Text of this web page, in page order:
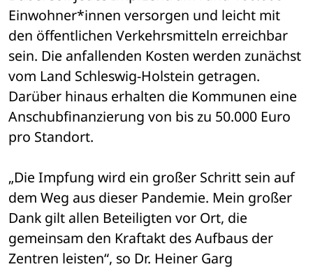
Einwohner*innen versorgen und leicht mit
den öffentlichen Verkehrsmitteln erreichbar
sein. Die anfallenden Kosten werden zunächst
vom Land Schleswig-Holstein getragen.
Darüber hinaus erhalten die Kommunen eine
Anschubfinanzierung von bis zu 50.000 Euro
pro Standort.
„Die Impfung wird ein großer Schritt sein auf
dem Weg aus dieser Pandemie. Mein großer
Dank gilt allen Beteiligten vor Ort, die
gemeinsam den Kraftakt des Aufbaus der
Zentren leisten“, so Dr. Heiner Garg